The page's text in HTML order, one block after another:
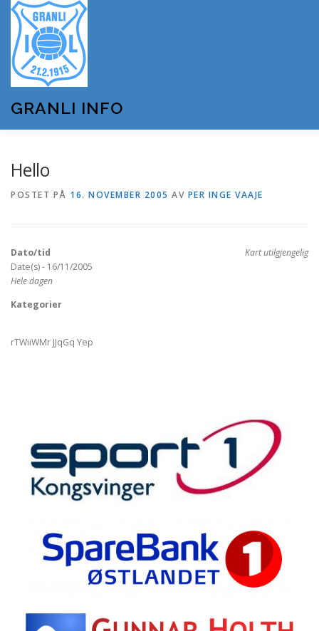
innhold
GRANLI INFO
OM GRANLI INFO
Hello
POSTET PÅ 16. NOVEMBER 2005 AV PER INGE VAAJE
Kart utilgjengelig
Dato/tid
Date(s) - 16/11/2005
Hele dagen
Kategorier
rTWiiWMr JJqGq Yep